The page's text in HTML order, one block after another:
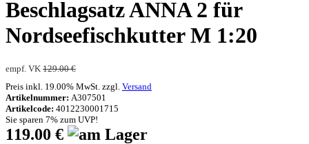
Beschlagsatz ANNA 2 für
Nordseefischkutter M 1:20
empf. VK 129.00 €
Preis inkl. 19.00% MwSt. zzgl. Versand
Artikelnummer: A307501
Artikelcode: 4012230001715
Sie sparen 7% zum UVP!
119.00 €